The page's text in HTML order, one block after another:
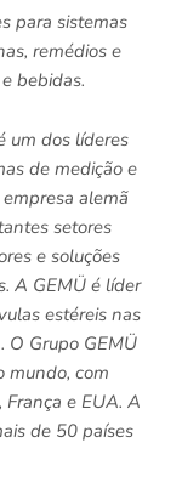
para sistemas
remédios e
bebidas.
um dos líderes
de medição e
alemã
setores
e soluções
A GEMÜ é líder
estéreis nas
O Grupo GEMÜ
mundo, com
e EUA. A
de 50 países